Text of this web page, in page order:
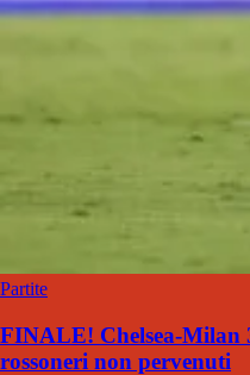
Partite
FINALE! Chelsea-Milan
rossoneri non pervenuti